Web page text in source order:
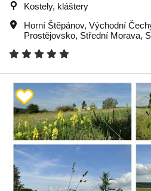
Kostely, kláštery
Horní Štěpánov, Východní
Prostějovsko, Střední Morava,